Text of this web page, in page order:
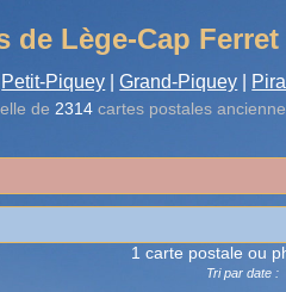
de Lège-Cap Ferret
Petit-Piquey Grand-Piquey
de 2314 cartes postales
1 carte postale ou
Tri par date :